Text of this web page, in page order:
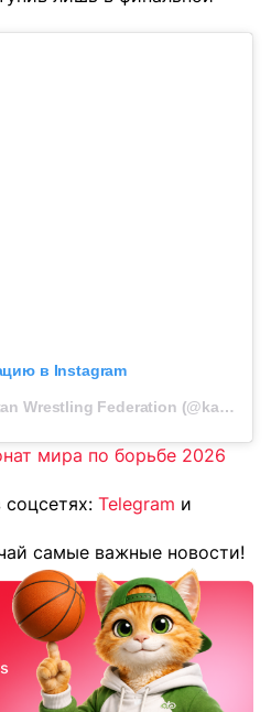
в Instagram
Публикация от Kazakhstan Wrestling Federation (@kazwrestling_official)
мира по борьбе 2026
Telegram и
самые важные новости!